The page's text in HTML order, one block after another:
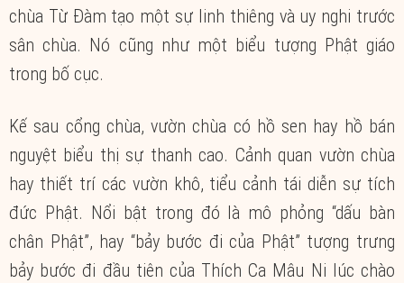
chùa Từ Đàm tạo một sự linh thiêng và uy nghi trước
sân chùa. Nó cũng như một biểu tượng Phật giáo
trong bố cục.
Kế sau cổng chùa, vườn chùa có hồ sen hay hồ bán
nguyệt biểu thị sự thanh cao. Cảnh quan vườn chùa
hay thiết trí các vườn khô, tiểu cảnh tái diễn sự tích
đức Phật. Nổi bật trong đó là mô phỏng “dấu bàn
chân Phật”, hay “bảy bước đi của Phật” tượng trưng
bảy bước đi đầu tiên của Thích Ca Mâu Ni lúc chào